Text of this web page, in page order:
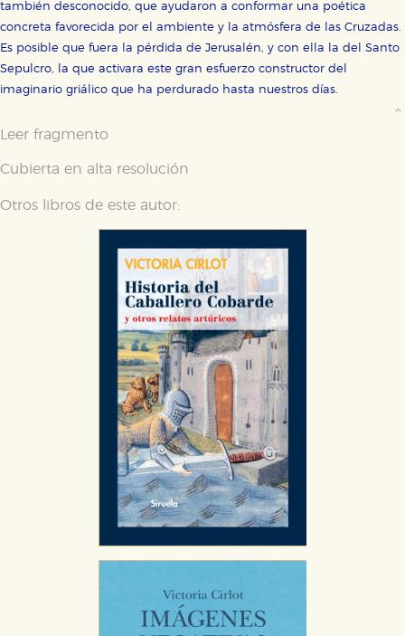
también desconocido, que ayudaron a conformar una poética
concreta favorecida por el ambiente y la atmósfera de las Cruzadas.
Es posible que fuera la pérdida de Jerusalén, y con ella la del Santo
Sepulcro, la que activara este gran esfuerzo constructor del
imaginario griálico que ha perdurado hasta nuestros días.
Leer fragmento
Cubierta en alta resolución
Otros libros de este autor:
CONFIGURACIÓN DE COOKIES
Cookies necesarias